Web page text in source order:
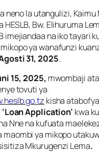
neno la utangulizi,
HESLB, Bw. Elihuruma
imejiandaa na iko tayari
ya wanafunzi
31, 2025.
15, 2025, mwombaji
tovuti ya
kisha atabofya
‘Loan Application’ kwa
Nne na kufuata
maombi ya mikopo
Mkurugenzi Lema.